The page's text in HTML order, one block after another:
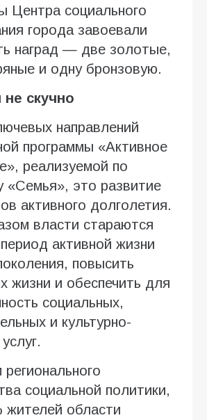
Центра социального
города завоевали
наград — две золотые,
и одну бронзовую.
не скучно
направлений
программы «Активное
реализуемой по
«Семья», это развитие
активного долголетия.
власти стараются
активной жизни
повысить
жизни и обеспечить для
социальных,
и культурно-
социальной политики,
жителей области